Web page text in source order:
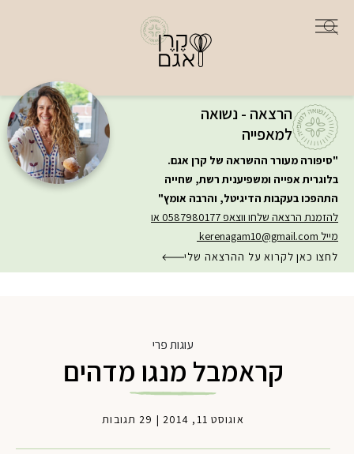
הרצאה - נשואה
למאפייה
"סיפורה מעורר ההשראה של קרן אגם.
בלוגרית אפייה ומשפיענית רשת, שחייה
התהפכו בעקבות הדיגיטל, והרבה אומץ"
להזמנת הרצאה שלחו ווצאפ 0587980177 או
מייל kerenagam10@gmail.com
לחצו כאן לקרוא על ההרצאה שלי
עוגות פרי
קראמבל מנגו מדהים
אוגוסט 11, 2014 |